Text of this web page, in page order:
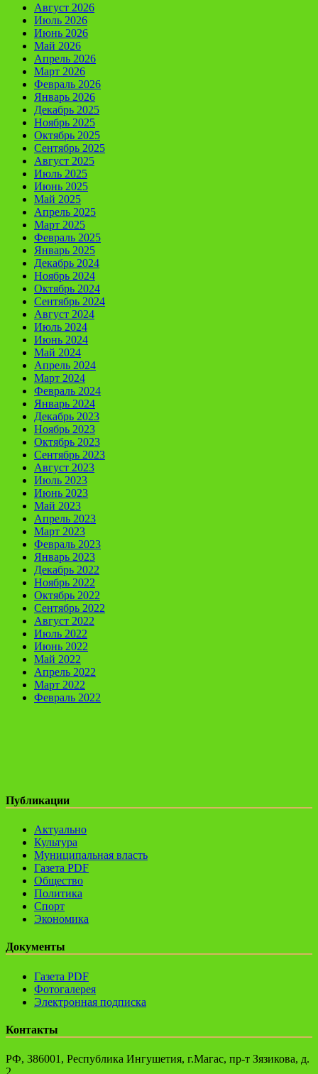
Август 2026
Июль 2026
Июнь 2026
Май 2026
Апрель 2026
Март 2026
Февраль 2026
Январь 2026
Декабрь 2025
Ноябрь 2025
Октябрь 2025
Сентябрь 2025
Август 2025
Июль 2025
Июнь 2025
Май 2025
Апрель 2025
Март 2025
Февраль 2025
Январь 2025
Декабрь 2024
Ноябрь 2024
Октябрь 2024
Сентябрь 2024
Август 2024
Июль 2024
Июнь 2024
Май 2024
Апрель 2024
Март 2024
Февраль 2024
Январь 2024
Декабрь 2023
Ноябрь 2023
Октябрь 2023
Сентябрь 2023
Август 2023
Июль 2023
Июнь 2023
Май 2023
Апрель 2023
Март 2023
Февраль 2023
Январь 2023
Декабрь 2022
Ноябрь 2022
Октябрь 2022
Сентябрь 2022
Август 2022
Июль 2022
Июнь 2022
Май 2022
Апрель 2022
Март 2022
Февраль 2022
Публикации
Актуально
Культура
Муниципальная власть
Газета PDF
Общество
Политика
Спорт
Экономика
Документы
Газета PDF
Фотогалерея
Электронная подписка
Контакты
РФ, 386001, Республика Ингушетия, г.Магас, пр-т Зязикова, д.